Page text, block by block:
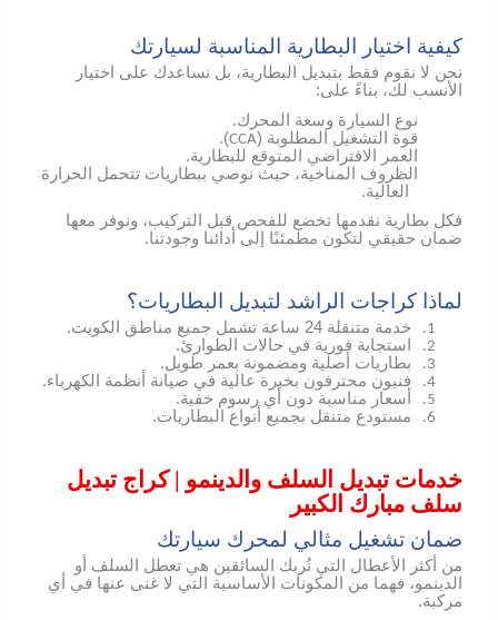
كيفية اختيار البطارية المناسبة لسيارتك
نحن لا نقوم فقط بتبديل البطارية، بل نساعدك على اختيار
الأنسب لك، بناءً على:
نوع السيارة وسعة المحرك.
قوة التشغيل المطلوبة (CCA
).
العمر الافتراضي المتوقع للبطارية.
الظروف المناخية، حيث نوصي ببطاريات تتحمل الحرارة
العالية.
فكل بطارية نقدمها تخضع للفحص قبل التركيب، ونوفر معها
ضمان حقيقي لتكون مطمئنًا إلى أدائنا وجودتنا.
لماذا كراجات الراشد لتبديل البطاريات؟
1. خدمة متنقلة 24 ساعة تشمل جميع مناطق الكويت.
2. استجابة فورية في حالات الطوارئ.
3. بطاريات أصلية ومضمونة بعمر طويل.
4. فنيون محترفون بخبرة عالية في صيانة أنظمة الكهرباء.
5. أسعار مناسبة دون أي رسوم خفية.
6. مستودع متنقل بجميع أنواع البطاريات.
خدمات تبديل السلف والدينمو | كراج تبديل
سلف مبارك الكبير
ضمان تشغيل مثالي لمحرك سيارتك
من أكثر الأعطال التي تُربك السائقين هي تعطل السلف أو
الدينمو، فهما من المكونات الأساسية التي لا غنى عنها في أي
مركبة.